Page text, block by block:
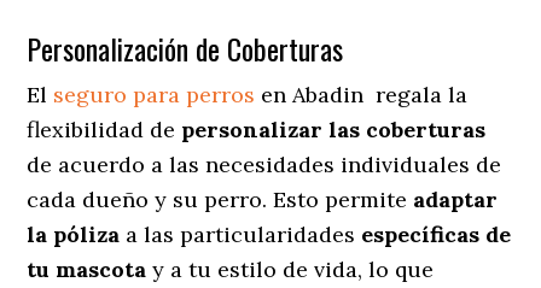
Personalización de Coberturas
El seguro para perros en Abadin regala la
flexibilidad de personalizar las coberturas
de acuerdo a las necesidades individuales de
cada dueño y su perro. Esto permite adaptar
la póliza a las particularidades específicas de
tu mascota y a tu estilo de vida, lo que